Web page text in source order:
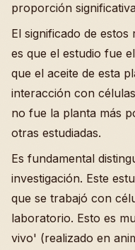
proporción
El significado de estos
es que el estudio fue
que el aceite de esta
interacción con
no fue la planta más
otras estudiadas.
Es fundamental
investigación. Este
que se trabajó con
laboratorio. Esto es
vivo' (realizado en